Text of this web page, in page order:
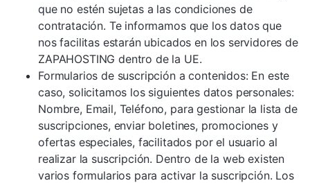
que no estén sujetas a las condiciones de
contratación. Te informamos que los datos que
nos facilitas estarán ubicados en los servidores de
ZAPAHOSTING dentro de la UE.
Formularios de suscripción a contenidos: En este
caso, solicitamos los siguientes datos personales:
Nombre, Email, Teléfono, para gestionar la lista de
suscripciones, enviar boletines, promociones y
ofertas especiales, facilitados por el usuario al
realizar la suscripción. Dentro de la web existen
varios formularios para activar la suscripción. Los